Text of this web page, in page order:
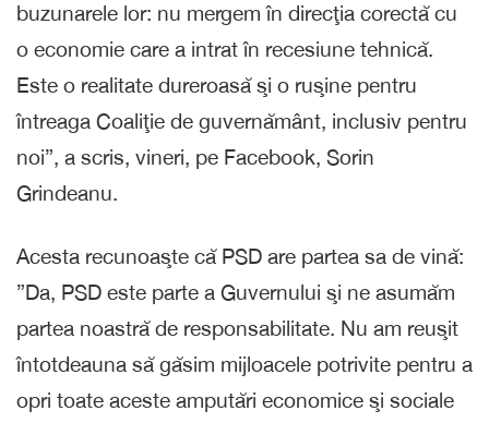
buzunarele lor: nu mergem în direcţia corectă cu
o economie care a intrat în recesiune tehnică.
Este o realitate dureroasă şi o ruşine pentru
întreaga Coaliţie de guvernământ, inclusiv pentru
noi”, a scris, vineri, pe Facebook, Sorin
Grindeanu.
Acesta recunoaşte că PSD are partea sa de vină:
”Da, PSD este parte a Guvernului şi ne asumăm
partea noastră de responsabilitate. Nu am reuşit
întotdeauna să găsim mijloacele potrivite pentru a
opri toate aceste amputări economice şi sociale